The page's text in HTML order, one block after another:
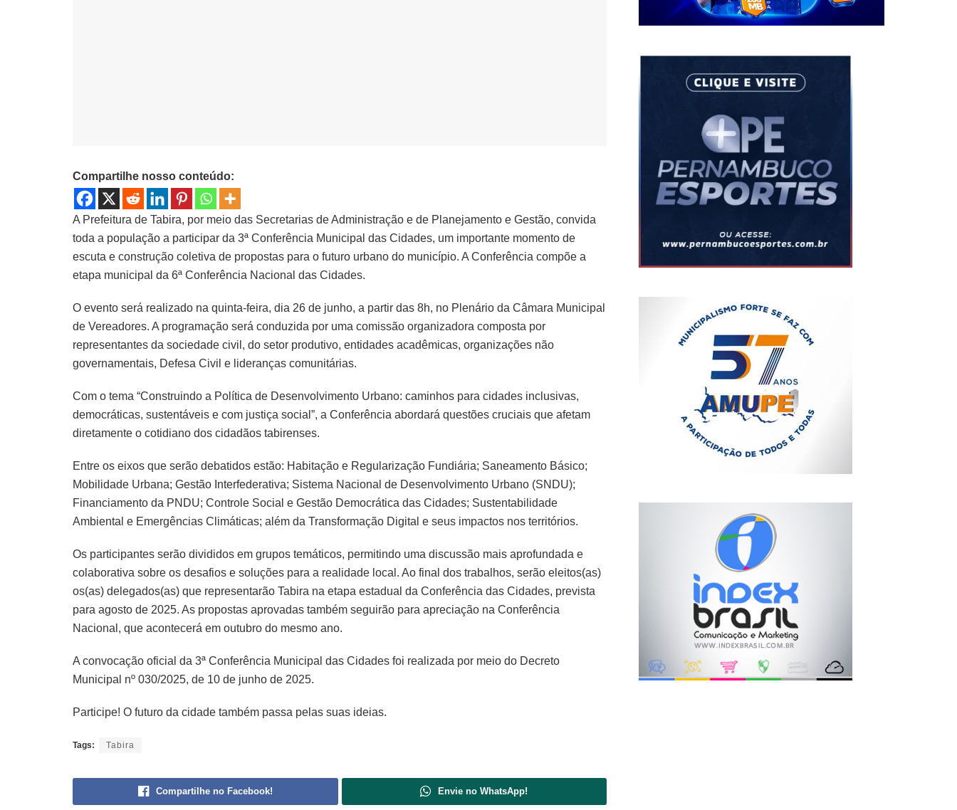
Compartilhe nosso conteúdo:
A Prefeitura de Tabira, por meio das Secretarias de Administração e de Planejamento e Gestão, convida
toda a população a participar da 3ª Conferência Municipal das Cidades, um importante momento de
escuta e construção coletiva de propostas para o futuro urbano do município. A Conferência compõe a
etapa municipal da 6ª Conferência Nacional das Cidades.
O evento será realizado na quinta-feira, dia 26 de junho, a partir das 8h, no Plenário da Câmara Municipal
de Vereadores. A programação será conduzida por uma comissão organizadora composta por
representantes da sociedade civil, do setor produtivo, entidades acadêmicas, organizações não
governamentais, Defesa Civil e lideranças comunitárias.
Com o tema “Construindo a Política de Desenvolvimento Urbano: caminhos para cidades inclusivas,
democráticas, sustentáveis e com justiça social”, a Conferência abordará questões cruciais que afetam
diretamente o cotidiano dos cidadãos tabirenses.
Entre os eixos que serão debatidos estão: Habitação e Regularização Fundiária; Saneamento Básico;
Mobilidade Urbana; Gestão Interfederativa; Sistema Nacional de Desenvolvimento Urbano (SNDU);
Financiamento da PNDU; Controle Social e Gestão Democrática das Cidades; Sustentabilidade
Ambiental e Emergências Climáticas; além da Transformação Digital e seus impactos nos territórios.
Os participantes serão divididos em grupos temáticos, permitindo uma discussão mais aprofundada e
colaborativa sobre os desafios e soluções para a realidade local. Ao final dos trabalhos, serão eleitos(as)
os(as) delegados(as) que representarão Tabira na etapa estadual da Conferência das Cidades, prevista
para agosto de 2025. As propostas aprovadas também seguirão para apreciação na Conferência
Nacional, que acontecerá em outubro do mesmo ano.
A convocação oficial da 3ª Conferência Municipal das Cidades foi realizada por meio do Decreto
Municipal nº 030/2025, de 10 de junho de 2025.
Participe! O futuro da cidade também passa pelas suas ideias.
Tags: Tabira
Compartilhe no Facebook! Envie no WhatsApp!